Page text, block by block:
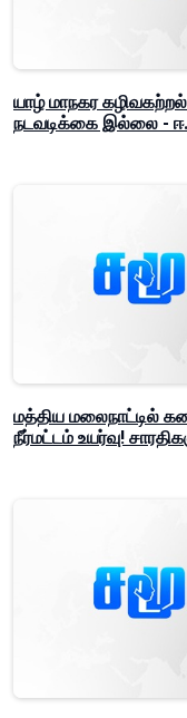
யாழ் மாநகர கழிவகற்றல்
நடவடிக்கை இல்லை -
மத்திய மலைநாட்டில்
நீர்மட்டம் உயர்வு!